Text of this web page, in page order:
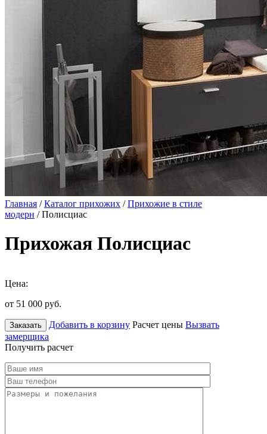
Главная /Каталог прихожих /Прихожие в стиле
модерн / Полисциас
Прихожая Полисциас
Цена:
от 51 000 руб.
Заказать Добавить в корзину Расчет цены Вызвать
замерщика
Получить расчет